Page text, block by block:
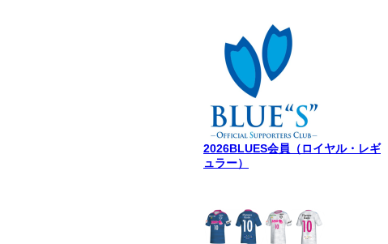
2026BLUES会員（ロイヤル・レギ
ュラー）